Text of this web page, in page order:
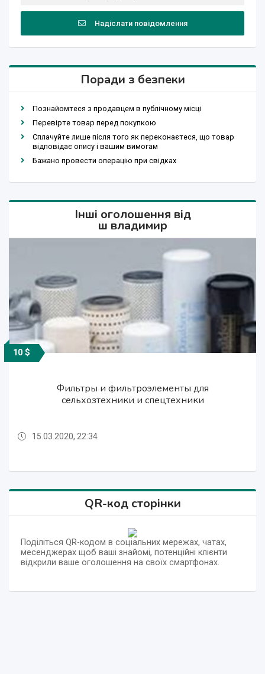
Надіслати повідомлення
Поради з безпеки
Познайомтеся з продавцем в публічному місці
Перевірте товар перед покупкою
Сплачуйте лише після того як переконаєтеся, що товар
відповідає опису і вашим вимогам
Бажано провести операцію при свідках
Інші оголошення від
ш владимир
10 $
Фильтры и фильтроэлементы для
сельхозтехники и спецтехники
10 $
корпусные подшипники и корпуса
подшипниковые
10 грн.
продам подшипники skf
10 $
Фильтры и фильтроэлементы для
сельхозтехники и спецтехники
15.03.2020, 22:34
10 $
корпусные подшипники и корпуса
подшипниковые
QR-код сторінки
Поділіться QR-кодом в соціальних мережах, чатах,
месенджерах щоб ваші знайомі, потенційні клієнти
відкрили ваше оголошення на своїх смартфонах.